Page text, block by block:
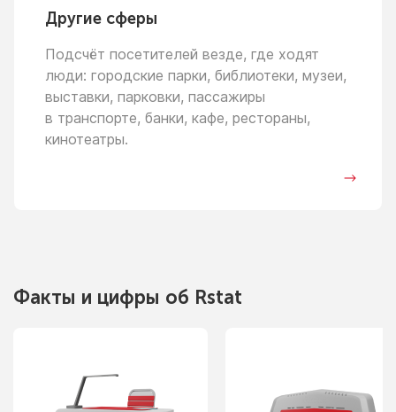
Другие сферы
Подсчёт посетителей везде, где ходят
люди: городские парки, библиотеки, музеи,
выставки, парковки, пассажиры
в транспорте, банки, кафе, рестораны,
кинотеатры.
Факты и цифры об Rstat